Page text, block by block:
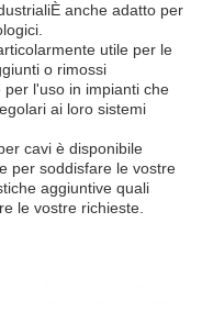
anche adatto per
utile per le
o rimossi
l'uso in impianti che
ai loro sistemi
cavi è disponibile
per soddisfare le vostre
aggiuntive quali
le vostre richieste.